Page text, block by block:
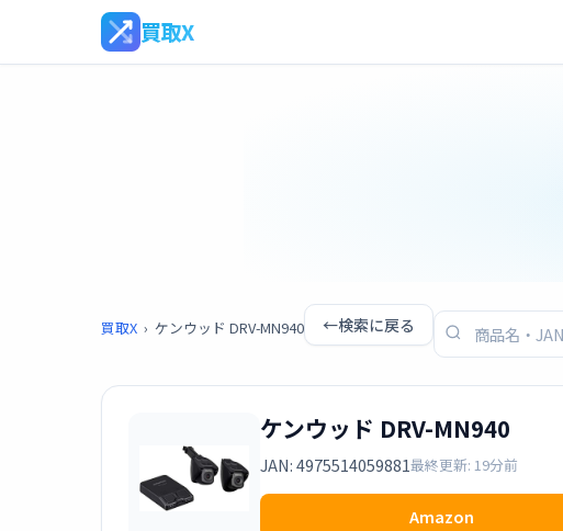
買取X
買取X › ケンウッド DRV-MN940 ←検索に戻る
ケンウッド DRV-MN940
JAN: 4975514059881最終更新: 19分前
Amazon